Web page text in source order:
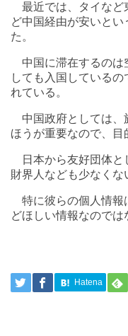
最近では、タイなど
ど中国経由が安いと
た。
中国に滞在するのは
しても入国している
れている。
中国政府としては、
ほうが重要なので、目
日本から友好団体と
財界人なども少なくな
特に彼らの個人情報
どほしい情報なのでは
Hatena